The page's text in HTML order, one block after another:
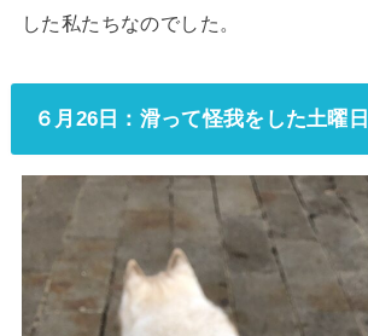
した私たちなのでした。
６月26日：滑って怪我をした土曜日